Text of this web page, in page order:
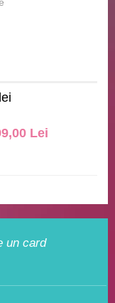
Lei
un card